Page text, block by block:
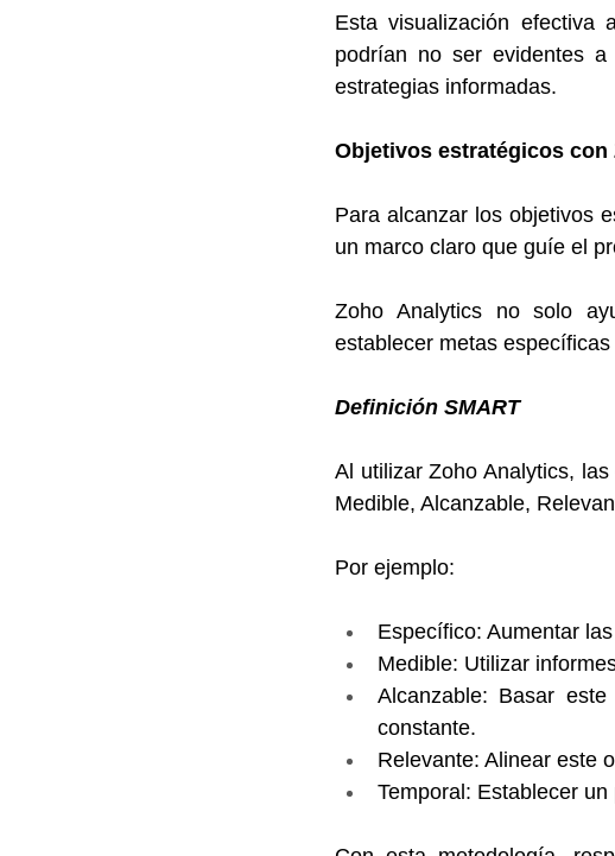
Esta visualización efectiva
podrían no ser evidentes
estrategias informadas.
Objetivos estratégicos con
Para alcanzar los objetivos
un marco claro que guíe el
Zoho Analytics no solo
establecer metas
Definición SMART
Al utilizar Zoho Analytics,
Medible, Alcanzable,
Por ejemplo:
Específico: Aumentar
Medible: Utilizar
Alcanzable: Basar
constante.
Relevante: Alinear este
Temporal: Establecer